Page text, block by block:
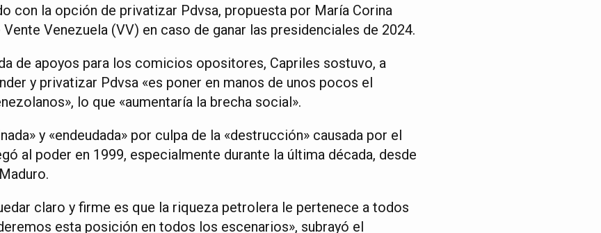
con la opción de privatizar Pdvsa, propuesta por María Corina
Vente Venezuela (VV) en caso de ganar las presidenciales de 2024.
de apoyos para los comicios opositores, Capriles sostuvo, a
y privatizar Pdvsa «es poner en manos de unos pocos el
lo que «aumentaría la brecha social».
y «endeudada» por culpa de la «destrucción» causada por el
al poder en 1999, especialmente durante la última década, desde
claro y firme es que la riqueza petrolera le pertenece a todos
esta posición en todos los escenarios», subrayó el